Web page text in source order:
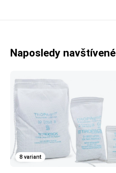
Naposledy navštívené
8 variant